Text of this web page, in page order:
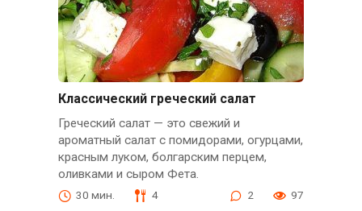
Классический греческий салат
Греческий салат — это свежий и
ароматный салат с помидорами, огурцами,
красным луком, болгарским перцем,
оливками и сыром Фета.
30 мин. 4 2 97